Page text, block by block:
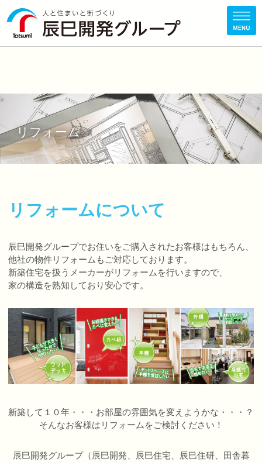
リフォーム
リフォームについて
辰巳開発グループでお住いをご購入されたお客様はもちろん、
他社の物件リフォームもご対応しております。
新築住宅を扱うメーカーがリフォームを行いますので、
家の構造を熟知しており安心です。
新築して１０年・・・お部屋の雰囲気を変えようかな・・・？
そんなお客様はリフォームをご検討ください！
辰巳開発グループ（辰巳開発、辰巳住宅、辰巳住研、田舎暮